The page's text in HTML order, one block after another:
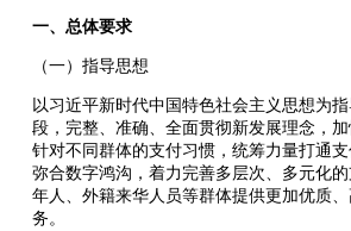
一、总体要求
（一）指导思想
以习近平新时代中国特色社会主义思想为
段，完整、准确、全面贯彻新发展理念，加
针对不同群体的支付习惯，统筹力量打通支
弥合数字鸿沟，着力完善多层次、多元化
年人、外籍来华人员等群体提供更加优质
务。